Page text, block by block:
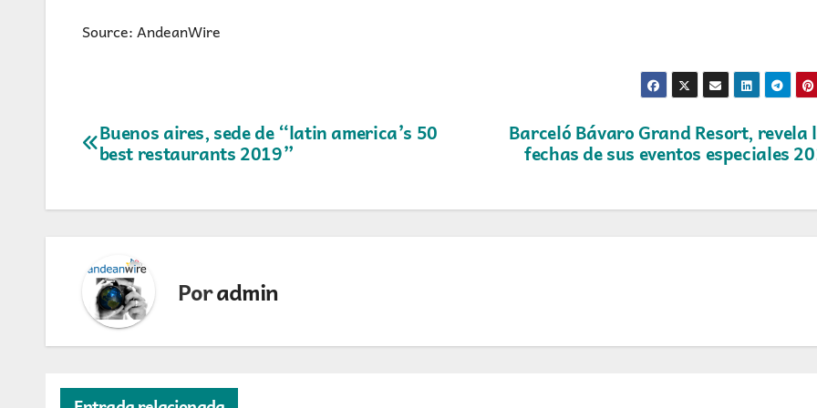
Source: AndeanWire
Navegación
entradas
Barceló Bávaro Grand Resort, revela
fechas de sus eventos especiales
Buenos aires, sede de “latin america’s 50
best restaurants 2019”
Poradmin